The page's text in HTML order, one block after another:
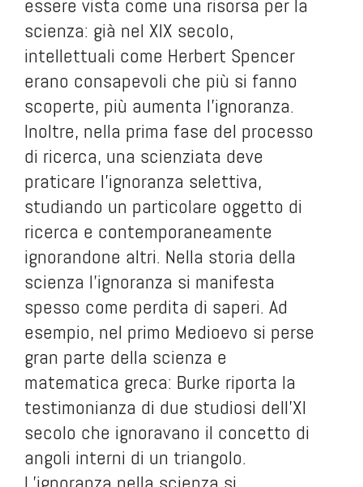
essere vista come una risorsa per la
scienza: già nel XIX secolo,
intellettuali come Herbert Spencer
erano consapevoli che più si fanno
scoperte, più aumenta l’ignoranza.
Inoltre, nella prima fase del processo
di ricerca, una scienziata deve
praticare l’ignoranza selettiva,
studiando un particolare oggetto di
ricerca e contemporaneamente
ignorandone altri. Nella storia della
scienza l’ignoranza si manifesta
spesso come perdita di saperi. Ad
esempio, nel primo Medioevo si perse
gran parte della scienza e
matematica greca: Burke riporta la
testimonianza di due studiosi dell’XI
secolo che ignoravano il concetto di
angoli interni di un triangolo.